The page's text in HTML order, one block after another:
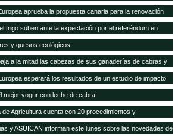
una sesión gratuita sobre Bioseguridad y gestión de
en ganadería
aprueba la propuesta canaria para la renovación
trigo suben ante la expectación por el referéndum en
y quesos ecológicos
a la mitad las cabezas de sus ganaderías de cabras y
de Europa para conceder las ayudas deja unas
caprinas y casi 4.000 ovinas
esperará los resultados de un estudio de impacto
el POSEI
mejor yogur con leche de cabra
de Agricultura cuenta con 20 procedimientos y
y ASUICAN informan este lunes sobre las novedades de